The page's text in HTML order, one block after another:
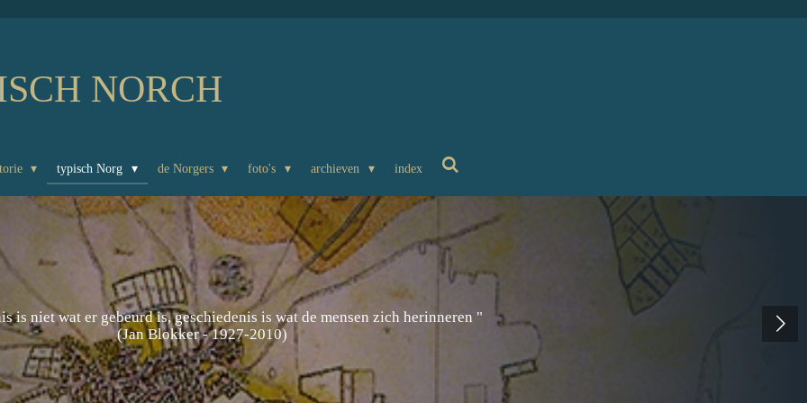
NORCH
typisch Norg de Norgers foto's archieven index
is niet wat er gebeurd is, geschiedenis is wat de mensen zich herinneren "
(Jan Blokker - 1927-2010)